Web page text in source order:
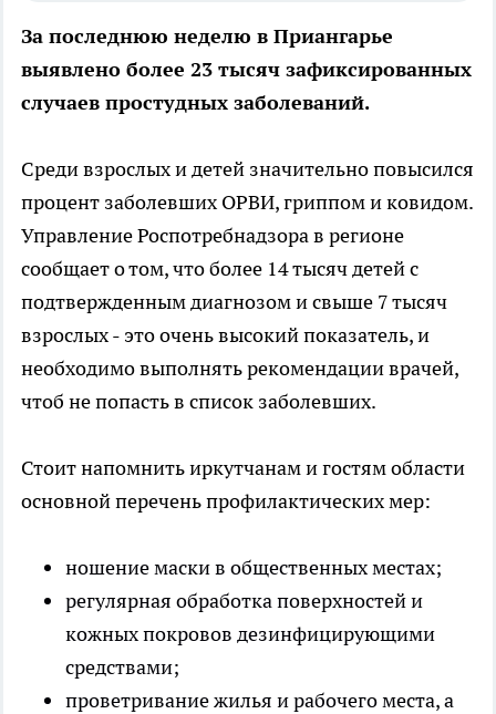
За последнюю неделю в Приангарье
выявлено более 23 тысяч зафиксированных
случаев простудных заболеваний.
Среди взрослых и детей значительно повысился
процент заболевших ОРВИ, гриппом и ковидом.
Управление Роспотребнадзора в регионе
сообщает о том, что более 14 тысяч детей с
подтвержденным диагнозом и свыше 7 тысяч
взрослых - это очень высокий показатель, и
необходимо выполнять рекомендации врачей,
чтоб не попасть в список заболевших.
Стоит напомнить иркутчанам и гостям области
основной перечень профилактических мер:
ношение маски в общественных местах;
регулярная обработка поверхностей и
кожных покровов дезинфицирующими
средствами;
проветривание жилья и рабочего места, а